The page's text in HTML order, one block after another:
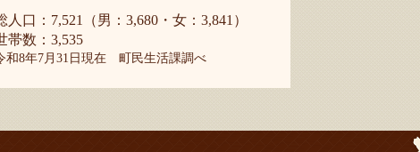
人口：7,521（男：3,680・女：3,841）
帯数：3,535
和8年7月31日現在 町民生活課調べ